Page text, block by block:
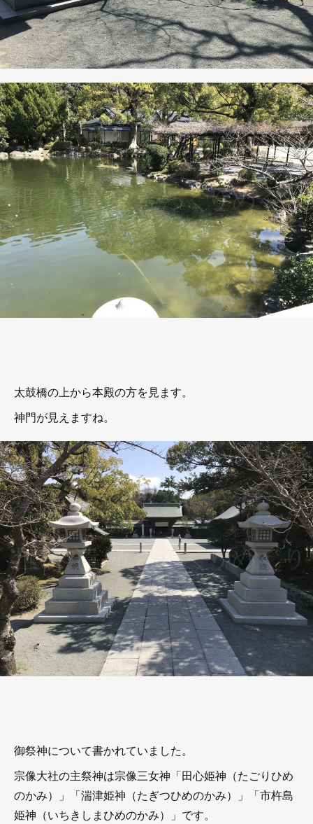
太鼓橋の上から本殿の方を見ます。
神門が見えますね。
御祭神について書かれていました。
宗像大社の主祭神は宗像三女神「田心姫神（たごりひめ
のかみ）」「湍津姫神（たぎつひめのかみ）」「市杵島
姫神（いちきしまひめのかみ）」です。